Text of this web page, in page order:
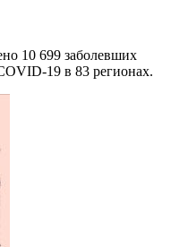
10 699 заболевших
19 в 83 регионах.